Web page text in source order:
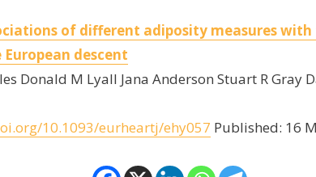
of different adiposity measures
descent
Donald M Lyall Jana Anderson Stuart R Gray
10.1093/eurheartj/ehy057 Published: 16